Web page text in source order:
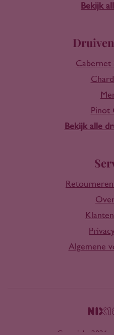
Bekijk
Cabernet
Pinot
Bekijk alle
Algemene